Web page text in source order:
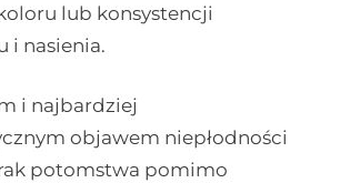
lub konsystencji
i nasienia.
i najbardziej
objawem niepłodności
potomstwa pomimo